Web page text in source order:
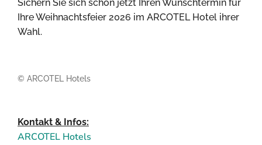
Sichern Sie sich schon jetzt Ihren Wunschtermin für
Ihre Weihnachtsfeier 2026 im ARCOTEL Hotel ihrer
Wahl.
© ARCOTEL Hotels
Kontakt & Infos:
ARCOTEL Hotels